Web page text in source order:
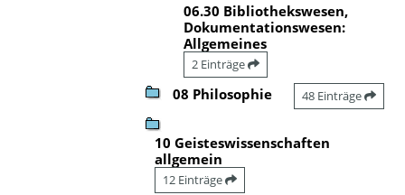
06.30 Bibliothekswesen,
Dokumentationswesen:
Allgemeines
2 Einträge
08 Philosophie 48 Einträge
10 Geisteswissenschaften
allgemein
12 Einträge